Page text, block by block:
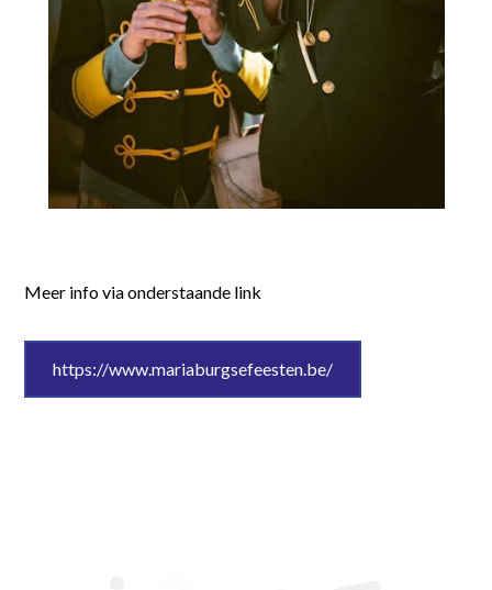
Meer info via onderstaande link
https://www.mariaburgsefeesten.be/